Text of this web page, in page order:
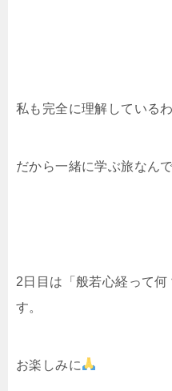
私も完全に理解している
だから一緒に学ぶ旅なんで
2日目は「般若心経って
す。
お楽しみに